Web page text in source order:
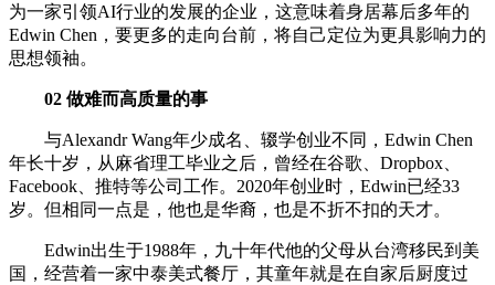
为一家引领AI行业的发展的企业，这意味着身居幕后多年的
Edwin Chen，要更多的走向台前，将自己定位为更具影响力的
思想领袖。
02 做难而高质量的事
与Alexandr Wang年少成名、辍学创业不同，Edwin Chen
年长十岁，从麻省理工毕业之后，曾经在谷歌、Dropbox、
Facebook、推特等公司工作。2020年创业时，Edwin已经33
岁。但相同一点是，他也是华裔，也是不折不扣的天才。
Edwin出生于1988年，九十年代他的父母从台湾移民到美
国，经营着一家中泰美式餐厅，其童年就是在自家后厨度过